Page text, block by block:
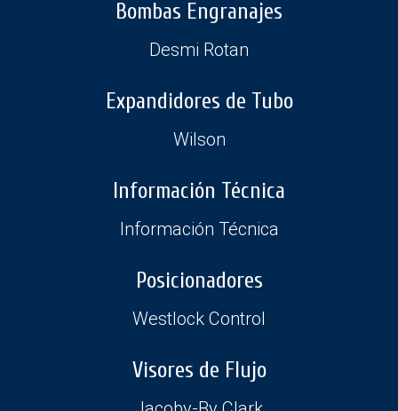
Bombas Engranajes
Desmi Rotan
Expandidores de Tubo
Wilson
Información Técnica
Información Técnica
Posicionadores
Westlock Control
Visores de Flujo